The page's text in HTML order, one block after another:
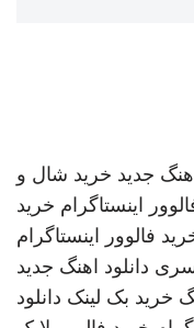
جدید خرید شال و
اینستاگرام خرید
فالوور اینستاگرام
دانلود اهنگ جدید
خرید بک لینک دانلود